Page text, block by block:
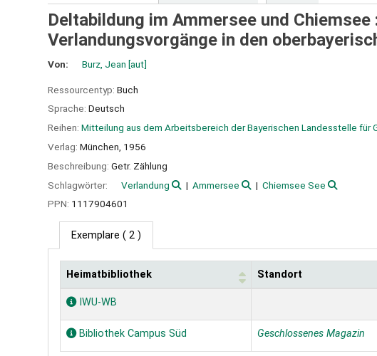
Deltabildung im Ammersee und
Verlandungsvorgänge in den
Von: Burz, Jean [aut]
Ressourcentyp: Buch
Sprache: Deutsch
Reihen: Mitteilung aus dem Arbeitsbereich der Bayerischen Landesstelle für
Verlag: München, 1956
Beschreibung: Getr. Zählung
Schlagwörter:
Verlandung Ammersee
Chiemsee See
PPN: 1117904601
Exemplare ( 2 )
Exemplare
Heimatbibliothek Standort
IWU-WB
Bibliothek Campus Süd Geschlossenes Magazin